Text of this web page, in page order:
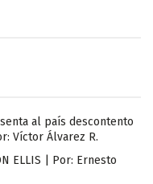
al país descontento
Víctor Álvarez R.
ELLIS | Por: Ernesto